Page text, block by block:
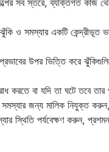
ও সমস্যার একটি কেন্দ্রীভূত
উপর ভিত্তি করে
করতে বা যদি তা ঘটে তবে
ও সমস্যার জন্য মালিক নিযুক্ত
স্থিতি পর্যবেক্ষণ করুন, প্রশমন